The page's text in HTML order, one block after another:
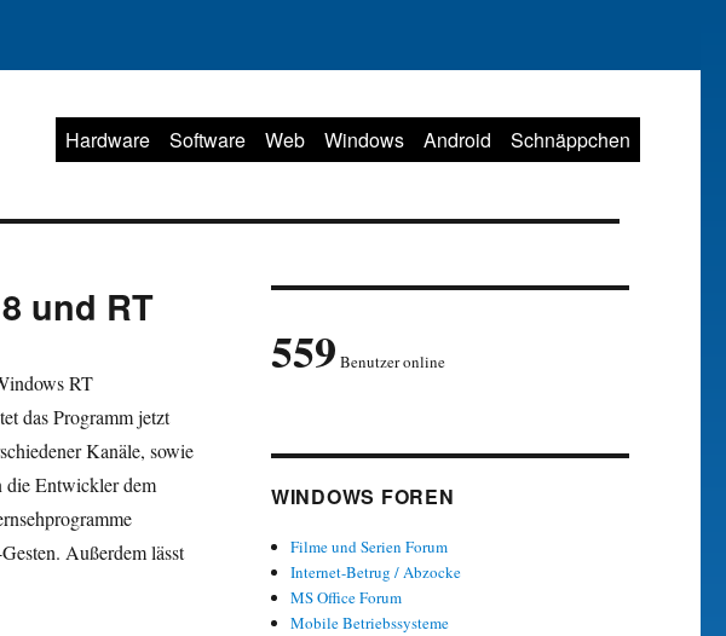
Hardware Software Web Windows Android Schnäppchen
und RT
RT
das Programm jetzt
Kanäle, sowie
die Entwickler dem
Außerdem lässt
559 Benutzer online
WINDOWS FOREN
Filme und Serien Forum
Internet-Betrug / Abzocke
MS Office Forum
Mobile Betriebssysteme